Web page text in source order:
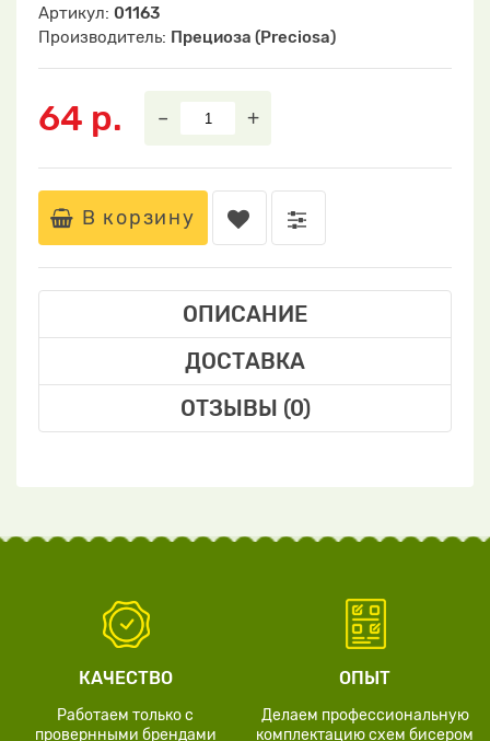
Артикул: 01163
Производитель: Прециоза (Preciosa)
64 р. – +
В корзину
ОПИСАНИЕ
ДОСТАВКА
ОТЗЫВЫ (0)
КАЧЕСТВО
Работаем только с
провернными брендами
ОПЫТ
Делаем профессиональную
комплектацию схем бисером